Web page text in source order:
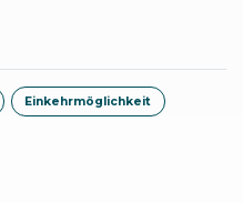
Einkehrmöglichkeit